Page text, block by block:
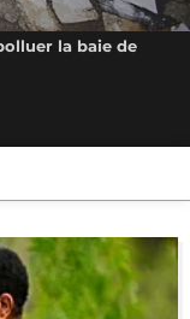
la baie de